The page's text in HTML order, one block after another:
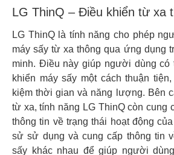
LG ThinQ – Điều khiển từ xa
LG ThinQ là tính năng cho phép
máy sấy từ xa thông qua ứng dụng
minh. Điều này giúp người dùng có
khiển máy sấy một cách thuận
kiệm thời gian và năng lượng. Bên
từ xa, tính năng LG ThinQ còn cung
thông tin về trạng thái hoạt động
sử sử dụng và cung cấp thông tin
sấy khác nhau để giúp người